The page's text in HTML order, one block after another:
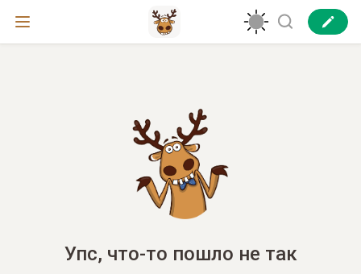
Упс, что-то пошло не так